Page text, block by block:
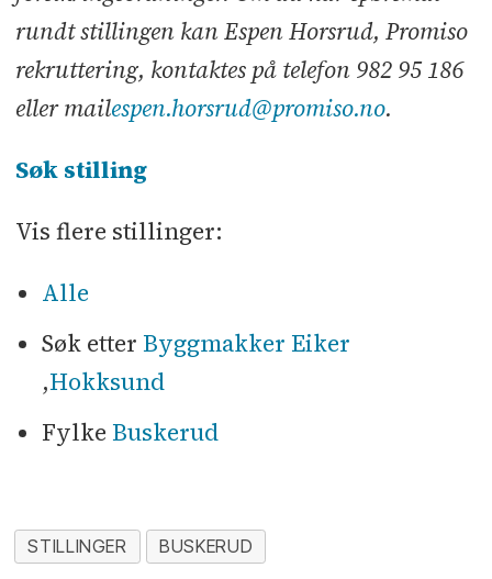
rundt stillingen kan Espen Horsrud, Promiso
rekruttering, kontaktes på telefon 982 95 186
eller mailespen.horsrud@promiso.no.
Søk stilling
Vis flere stillinger:
Alle
Søk etter Byggmakker Eiker
,Hokksund
Fylke Buskerud
STILLINGER BUSKERUD